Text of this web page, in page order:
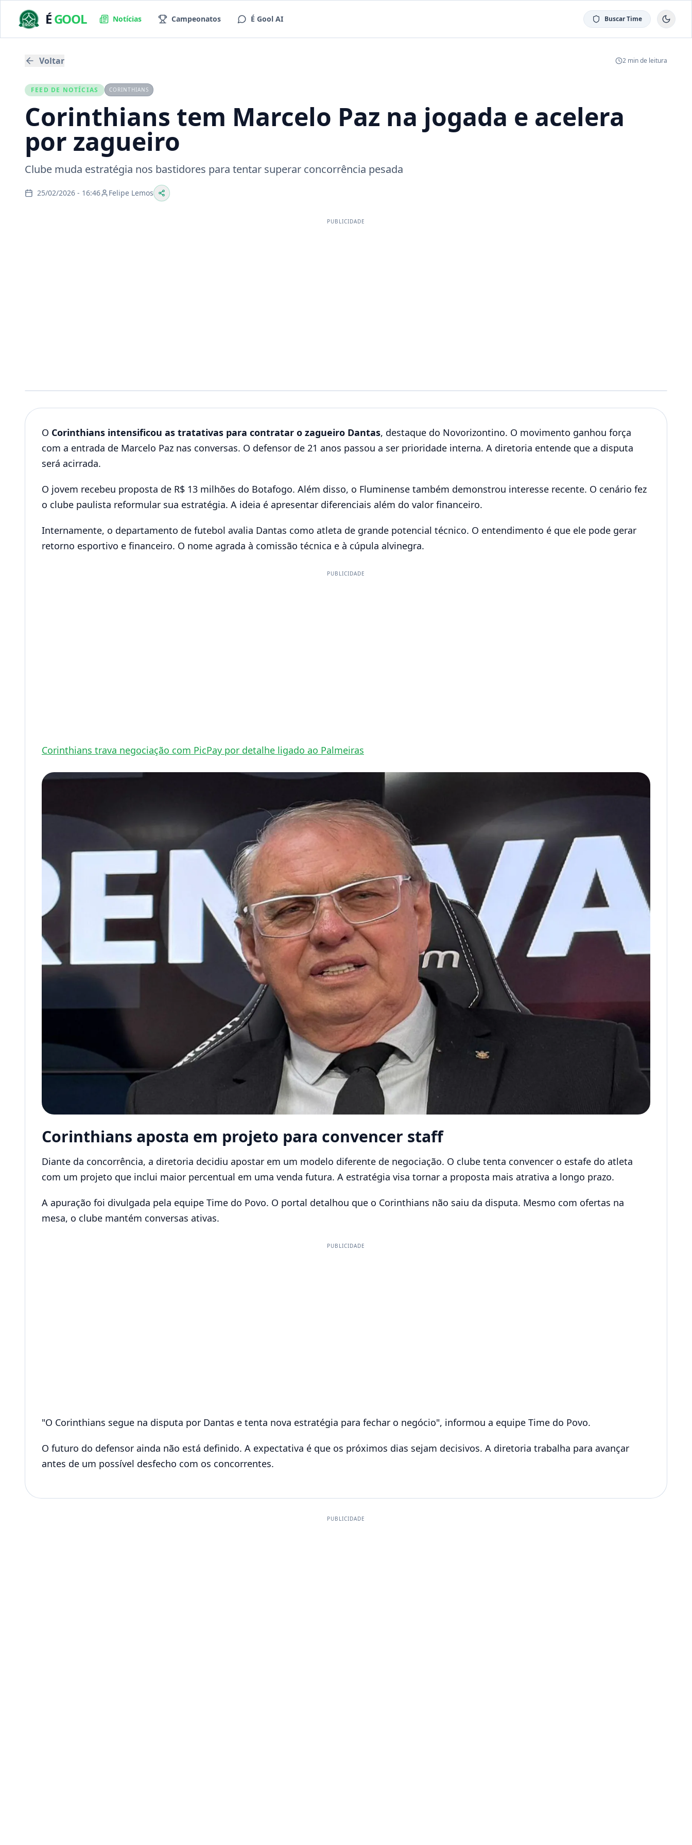
ÉGOOL Notícias Campeonatos É Gool AI Buscar Time
Voltar 2 min de leitura
FEED DE NOTÍCIAS CORINTHIANS
Corinthians tem Marcelo Paz na jogada e acelera
por zagueiro
Clube muda estratégia nos bastidores para tentar superar concorrência pesada
25/02/2026 - 16:46 Felipe Lemos
PUBLICIDADE
O Corinthians intensificou as tratativas para contratar o zagueiro Dantas, destaque do Novorizontino. O movimento ganhou força
com a entrada de Marcelo Paz nas conversas. O defensor de 21 anos passou a ser prioridade interna. A diretoria entende que a disputa
será acirrada.
O jovem recebeu proposta de R$ 13 milhões do Botafogo. Além disso, o Fluminense também demonstrou interesse recente. O cenário fez
o clube paulista reformular sua estratégia. A ideia é apresentar diferenciais além do valor financeiro.
Internamente, o departamento de futebol avalia Dantas como atleta de grande potencial técnico. O entendimento é que ele pode gerar
retorno esportivo e financeiro. O nome agrada à comissão técnica e à cúpula alvinegra.
PUBLICIDADE
Corinthians trava negociação com PicPay por detalhe ligado ao Palmeiras
Corinthians aposta em projeto para convencer staff
Diante da concorrência, a diretoria decidiu apostar em um modelo diferente de negociação. O clube tenta convencer o estafe do atleta
com um projeto que inclui maior percentual em uma venda futura. A estratégia visa tornar a proposta mais atrativa a longo prazo.
A apuração foi divulgada pela equipe Time do Povo. O portal detalhou que o Corinthians não saiu da disputa. Mesmo com ofertas na
mesa, o clube mantém conversas ativas.
PUBLICIDADE
"O Corinthians segue na disputa por Dantas e tenta nova estratégia para fechar o negócio", informou a equipe Time do Povo.
O futuro do defensor ainda não está definido. A expectativa é que os próximos dias sejam decisivos. A diretoria trabalha para avançar
antes de um possível desfecho com os concorrentes.
PUBLICIDADE